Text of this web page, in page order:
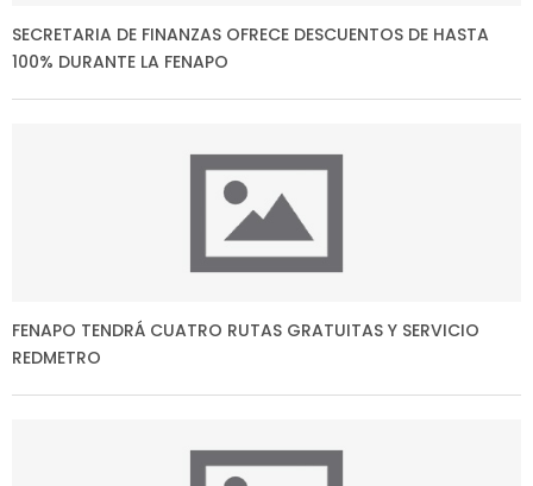
SECRETARIA DE FINANZAS OFRECE DESCUENTOS DE HASTA
100% DURANTE LA FENAPO
FENAPO TENDRÁ CUATRO RUTAS GRATUITAS Y SERVICIO
REDMETRO